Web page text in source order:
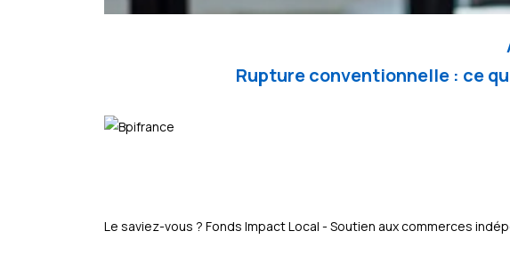
Rupture conventionnelle : ce
Le saviez-vous ? Fonds Impact Local - Soutien aux commerces